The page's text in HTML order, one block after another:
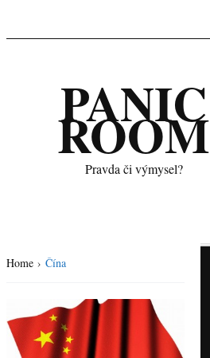
PANIC
ROOM
Pravda či výmysel?
Home › Čína